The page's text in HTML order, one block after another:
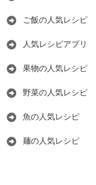
ご飯の人気レシピ
人気レシピアプリ
果物の人気レシピ
野菜の人気レシピ
魚の人気レシピ
麺の人気レシピ